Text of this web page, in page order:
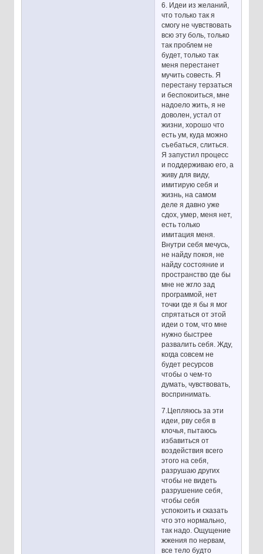
6. Идеи из желаний,
что только так я
смогу не чувствовать
всю эту боль, только
так проблем не
будет, только так
меня перестанет
мучить совесть. Я
перестану терзаться
и беспокоиться, мне
надоело жить, я не
доволен, устал от
жизни, хорошо что
есть ум, куда можно
съебаться, слиться.
Я запустил процесс
и поддерживаю его, а
живу для виду,
имитирую себя и
жизнь, на самом
деле я давно уже
сдох, умер, меня нет,
есть только
имитация меня.
Внутри себя мечусь,
не найду покоя, не
найду состояние и
пространство где бы
мне не жгло зад
программой, нет
точки где я бы я мог
спрятаться от этой
идеи о том, что мне
нужно быстрее
развалить себя. Жду,
когда совсем не
будет ресурсов
чтобы о чем-то
думать, чувствовать,
воспринимать.
7.Цепляюсь за эти
идеи, рву себя в
клочья, пытаюсь
избавиться от
воздействия всего
этого на себя,
разрушаю других
чтобы не видеть
разрушение себя,
чтобы себя
успокоить и сказать
что это нормально,
так надо. Ощущение
жжения по нервам,
все тело будто